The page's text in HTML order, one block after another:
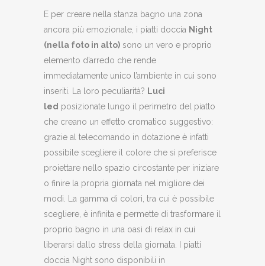
E per creare nella stanza bagno una zona
ancora più emozionale, i piatti doccia Night
(nella foto in alto) sono un vero e proprio
elemento d’arredo che rende
immediatamente unico l’ambiente in cui sono
inseriti. La loro peculiarità? Luci
led posizionate lungo il perimetro del piatto
che creano un effetto cromatico suggestivo:
grazie al telecomando in dotazione è infatti
possibile scegliere il colore che si preferisce
proiettare nello spazio circostante per iniziare
o finire la propria giornata nel migliore dei
modi. La gamma di colori, tra cui è possibile
scegliere, è infinita e permette di trasformare il
proprio bagno in una oasi di relax in cui
liberarsi dallo stress della giornata. I piatti
doccia Night sono disponibili in